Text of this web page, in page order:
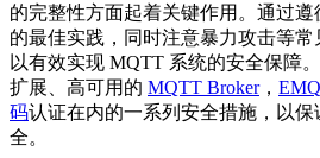
的完整性方面起着关键作用。通过
的最佳实践，同时注意暴力攻击等
以有效实现 MQTT 系统的安全保障
扩展、高可用的 MQTT Broker，
码认证在内的一系列安全措施，以
全。